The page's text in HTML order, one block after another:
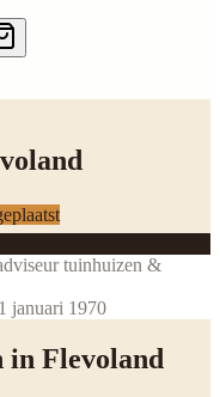
tuinhuizen &
1 januari 1970
in Flevoland